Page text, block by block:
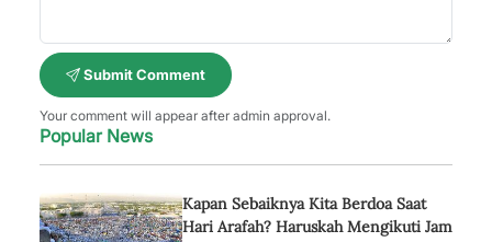
Submit Comment
Your comment will appear after admin approval.
Popular News
Kapan Sebaiknya Kita Berdoa Saat
Hari Arafah? Haruskah Mengikuti Jam